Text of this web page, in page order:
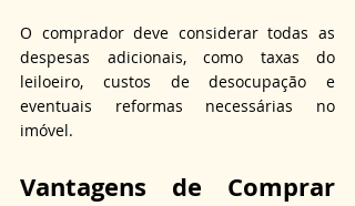
O comprador deve considerar todas as
despesas adicionais, como taxas do
leiloeiro, custos de desocupação e
eventuais reformas necessárias no
imóvel.
Vantagens de Comprar